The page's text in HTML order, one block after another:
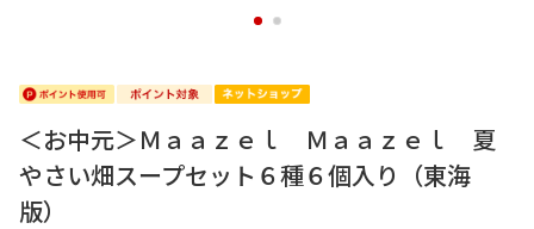
1 2
＜お中元＞Ｍａａｚｅｌ Ｍａａｚｅｌ 夏
やさい畑スープセット６種６個入り（東海
版）